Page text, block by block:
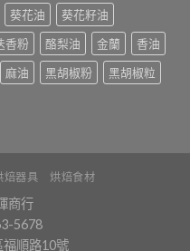
葵花油
葵花籽油
香粉 酪梨油 金蘭
香油
麻油 黑胡椒粉
黑胡椒粒
焙器具 烘焙食材
商行
5678
福順路10號